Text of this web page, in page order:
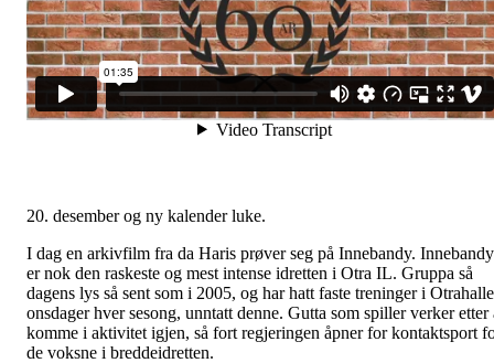
20. desember og ny kalender luke.
I dag en arkivfilm fra da Haris prøver seg på Innebandy. Innebandy
er nok den raskeste og mest intense idretten i Otra IL. Gruppa så
dagens lys så sent som i 2005, og har hatt faste treninger i
onsdager hver sesong, unntatt denne. Gutta som spiller verker etter
komme i aktivitet igjen, så fort regjeringen åpner for kontaktsport
de voksne i breddeidretten.